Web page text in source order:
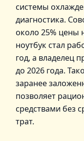
системы
диагностика.
около 25% цены
ноутбук стал
год, а владелец
до 2026 года.
заранее
позволяет
средствами без
трат.